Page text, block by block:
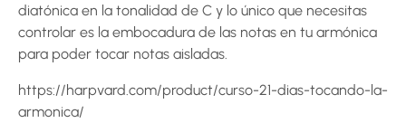
diatónica en la tonalidad de C y lo único que necesitas
controlar es la embocadura de las notas en tu armónica
para poder tocar notas aisladas.
https://harpvard.com/product/curso-21-dias-tocando-la-
armonica/